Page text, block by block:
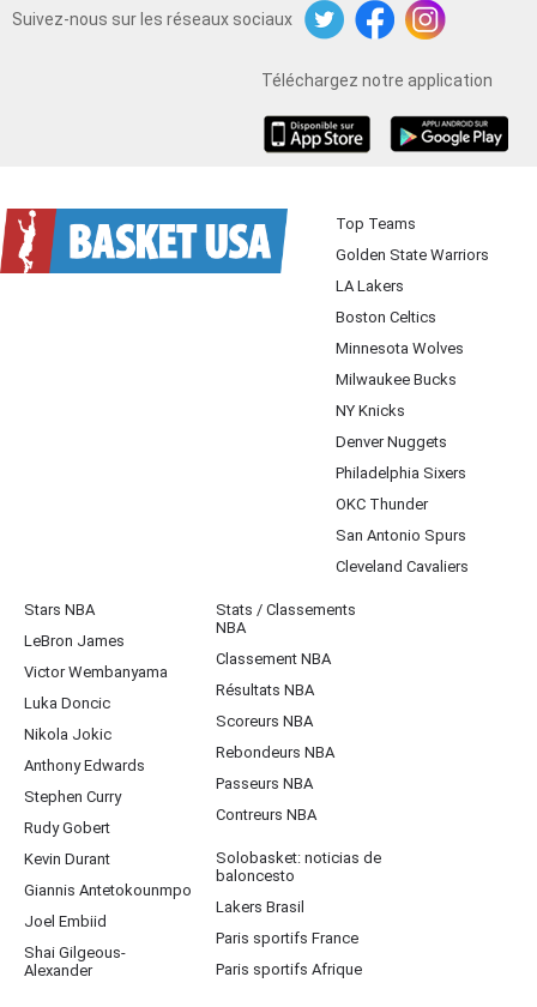
Suivez-nous sur les réseaux sociaux
TwitterFacebookInstagram
Téléchargez notre application
Top Teams
Golden State Warriors
LA Lakers
Boston Celtics
Minnesota Wolves
Milwaukee Bucks
NY Knicks
Denver Nuggets
Philadelphia Sixers
OKC Thunder
San Antonio Spurs
Cleveland Cavaliers
Stars NBA
LeBron James
Victor Wembanyama
Luka Doncic
Nikola Jokic
Anthony Edwards
Stephen Curry
Rudy Gobert
Kevin Durant
Giannis Antetokounmpo
Joel Embiid
Shai Gilgeous-
Alexander
Stats / Classements
NBA
Classement NBA
Résultats NBA
Scoreurs NBA
Rebondeurs NBA
Passeurs NBA
Contreurs NBA
Solobasket: noticias de
baloncesto
Lakers Brasil
Paris sportifs France
Paris sportifs Afrique